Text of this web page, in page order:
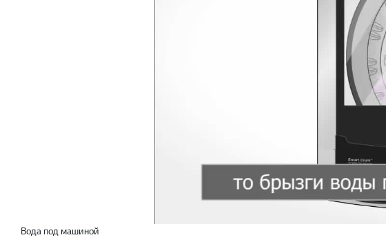
Вода под машиной